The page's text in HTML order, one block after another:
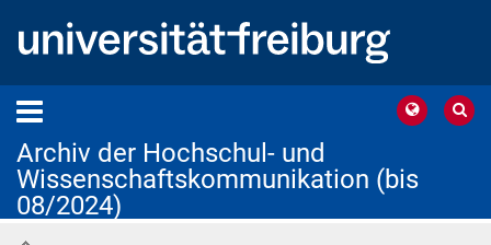
Archiv der Hochschul- und
Wissenschaftskommunikation (bis
08/2024)